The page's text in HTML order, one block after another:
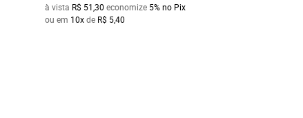
à vista R$ 51,30 economize 5% no Pix
ou em 10xde R$ 5,40